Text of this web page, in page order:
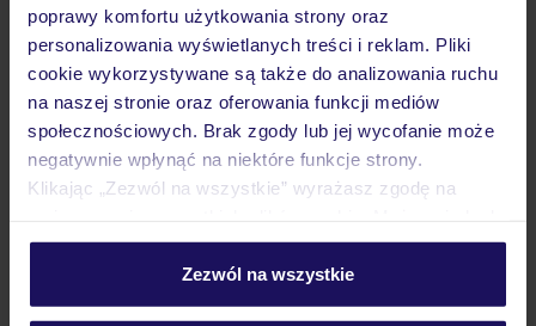
poprawy komfortu użytkowania strony oraz
personalizowania wyświetlanych treści i reklam. Pliki
cookie wykorzystywane są także do analizowania ruchu
na naszej stronie oraz oferowania funkcji mediów
społecznościowych. Brak zgody lub jej wycofanie może
negatywnie wpłynąć na niektóre funkcje strony.
Klikając „Zezwól na wszystkie” wyrażasz zgodę na
personalizować swój wybór wchodząc w zakładkę
Szczegółowe informacje o plikach cookie znajdziesz
Zezwól na wszystkie
Pokoje
Wyżywienie
Atrakcje
Ważne informacje